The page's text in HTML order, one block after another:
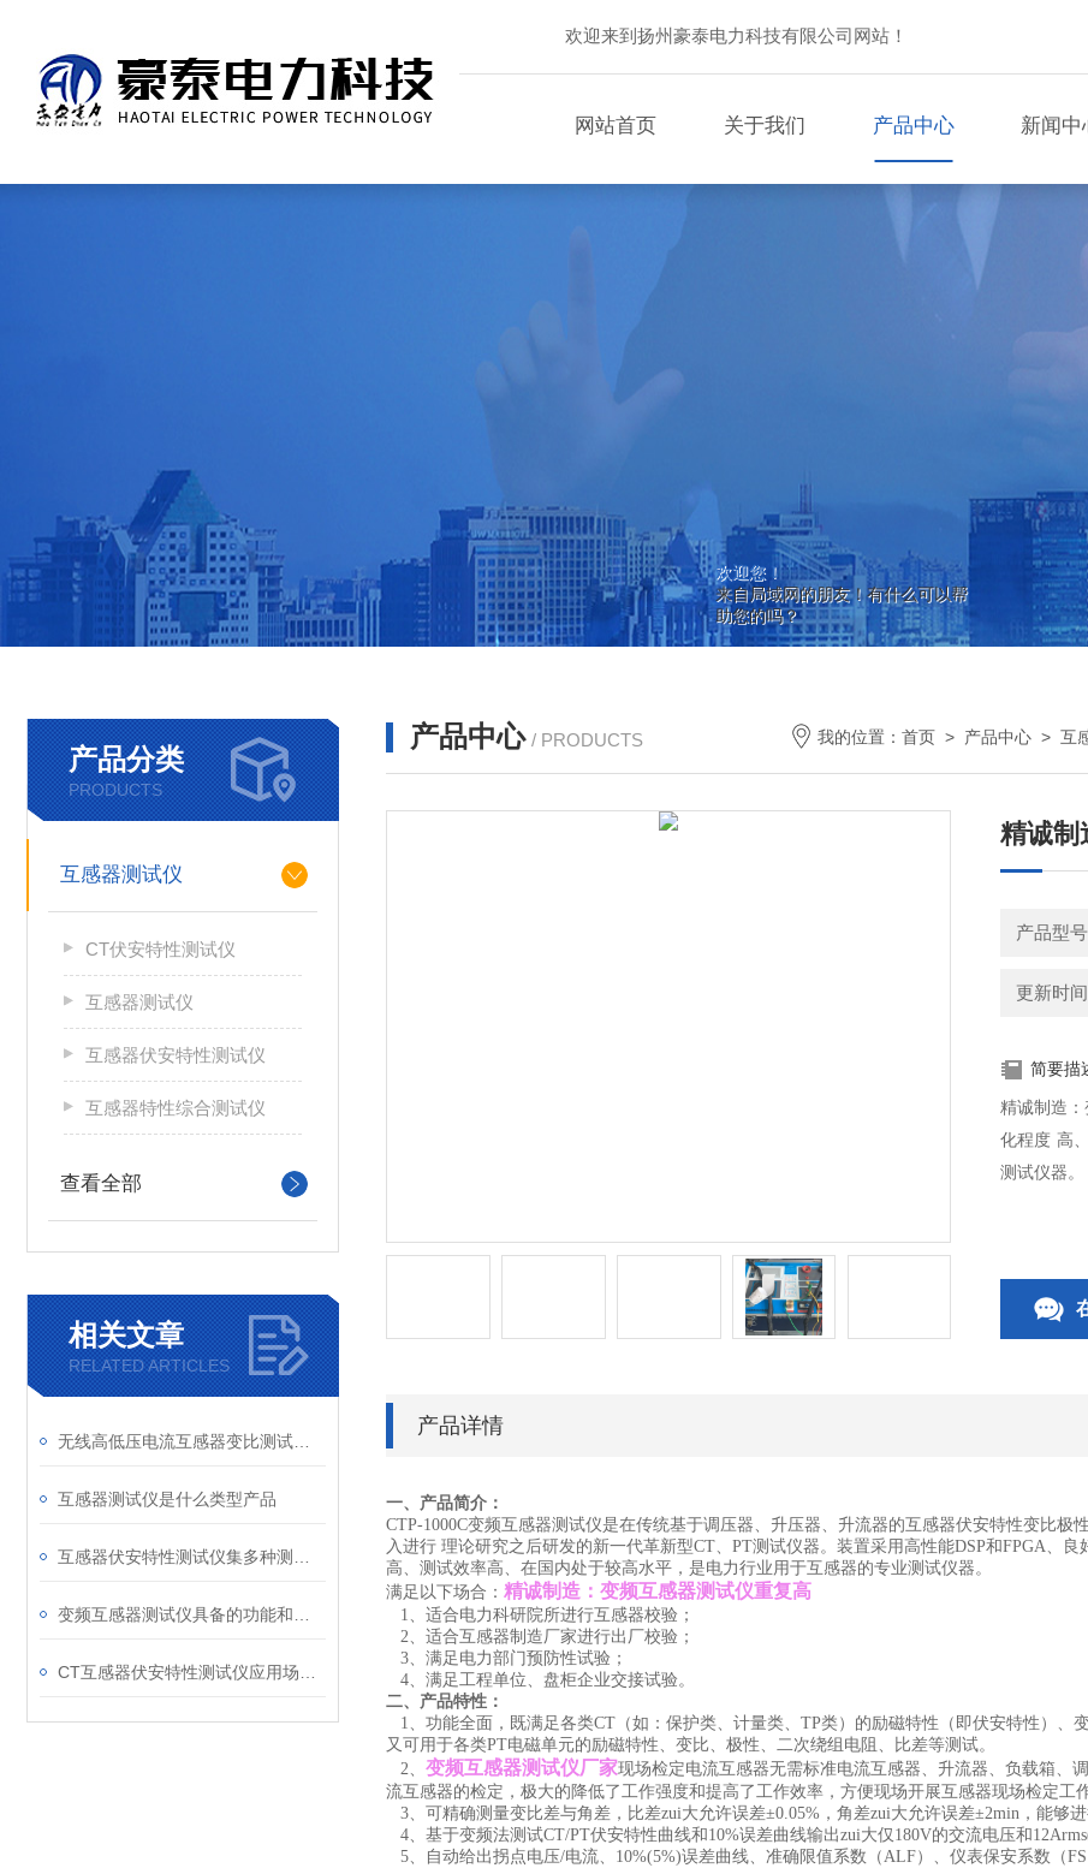
欢迎您！
来自局域网的朋友！有什么可以帮
助您的吗？
欢迎来到扬州豪泰电力科技有限公司网站！
网站首页 关于我们 产品中心 新闻中
产品分类
PRODUCTS
互感器测试仪
CT伏安特性测试仪
互感器测试仪
互感器伏安特性测试仪
互感器特性综合测试仪
查看全部
相关文章
RELATED ARTICLES
互感器测试仪是什么类型产品
产品中心 / PRODUCTS 我的位置： 首页 > 产品中心 > 互
精诚制
产品型号
更新时
简要描
精诚制造
化程度 高
测试仪器。
产品详情
一、产品简介：
CTP-1000C变频互感器测试仪是在传统基于调压器、升压器、升流器的互感器伏安特性变比极
入进行 理论研究之后研发的新一代革新型CT、PT测试仪器。装置采用高性能DSP和FPGA、
高、测试效率高、在国内处于较高水平，是电力行业用于互感器的专业测试仪器。
满足以下场合： 精诚制造：变频互感器测试仪重复高
1、适合电力科研院所进行互感器校验；
2、适合互感器制造厂家进行出厂校验；
3、满足电力部门预防性试验；
4、满足工程单位、盘柜企业交接试验。
二、产品特性：
1、功能全面，既满足各类CT（如：保护类、计量类、TP类）的励磁特性（即伏安特性）、
又可用于各类PT电磁单元的励磁特性、变比、极性、二次绕组电阻、比差等测试。
2、 变频互感器测试仪厂家现场检定电流互感器无需标准电流互感器、升流器、负载箱、
流互感器的检定，极大的降低了工作强度和提高了工作效率，方便现场开展互感器现场检定工作
3、可精确测量变比差与角差，比差zui大允许误差±0.05%，角差zui大允许误差±2min，能够
4、基于变频法测试CT/PT伏安特性曲线和10%误差曲线输出zui大仅180V的交流电压和
5、自动给出拐点电压/电流、10%(5%)误差曲线、准确限值系数（ALF）、仪表保安系数（